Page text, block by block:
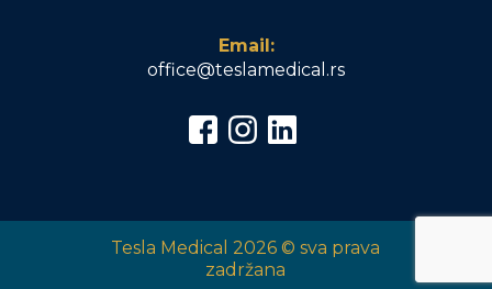
Email:
office@teslamedical.rs
Tesla Medical 2026 © sva prava
zadržana